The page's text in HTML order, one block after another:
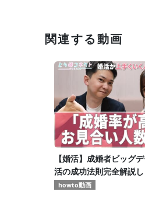
関連する動画
【婚活】成婚者ビッグ
活の成功法則完全解説
ネクト】
howto動画